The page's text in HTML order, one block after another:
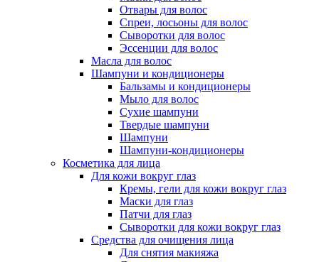
Отвары для волос
Спреи, лосьоны для волос
Сыворотки для волос
Эссенции для волос
Масла для волос
Шампуни и кондиционеры
Бальзамы и кондиционеры
Мыло для волос
Сухие шампуни
Твердые шампуни
Шампуни
Шампуни-кондиционеры
Косметика для лица
Для кожи вокруг глаз
Кремы, гели для кожи вокруг глаз
Маски для глаз
Патчи для глаз
Сыворотки для кожи вокруг глаз
Средства для очищения лица
Для снятия макияжа